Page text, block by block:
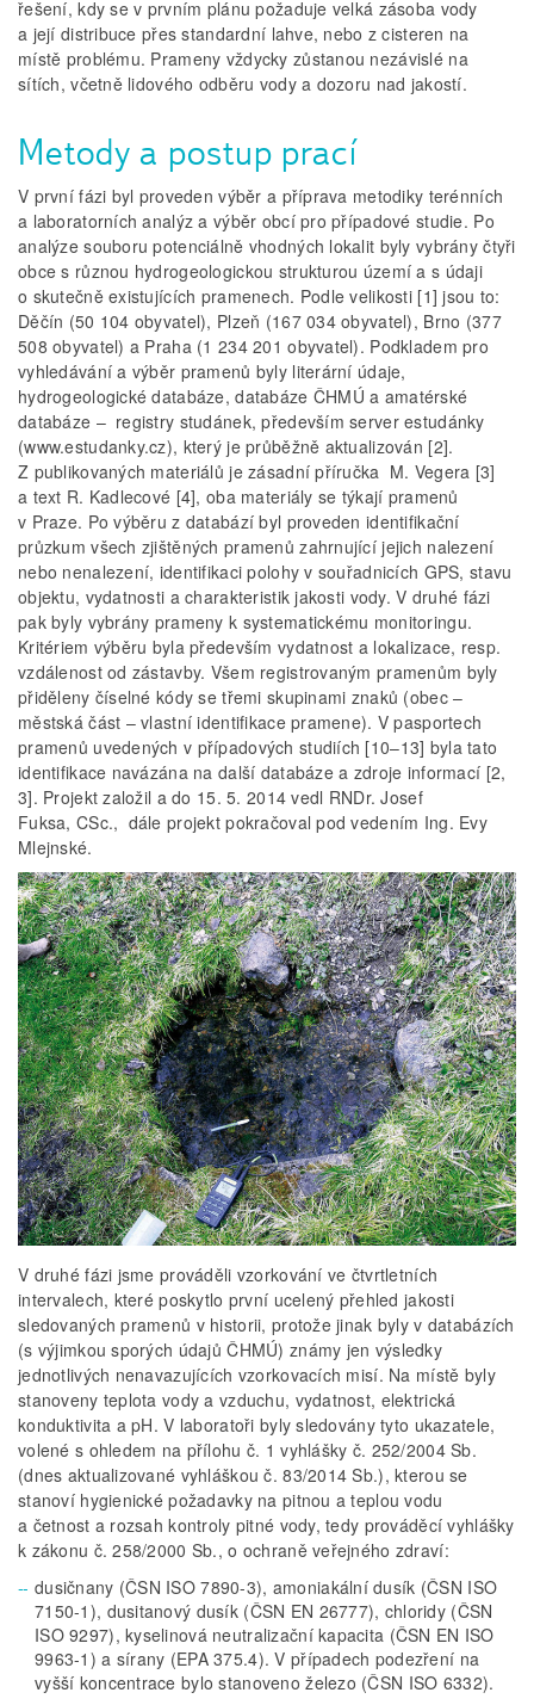
řešení, kdy se v prvním plánu požaduje velká zásoba vody
a její distribuce přes standardní lahve, nebo z cisteren na
místě problému. Prameny vždycky zůstanou nezávislé na
sítích, včetně lidového odběru vody a dozoru nad jakostí.
Metody a postup prací
V první fázi byl proveden výběr a příprava metodiky terénních
a laboratorních analýz a výběr obcí pro případové studie. Po
analýze souboru potenciálně vhodných lokalit byly vybrány čtyři
obce s různou hydrogeologickou strukturou území a s údaji
o skutečně existujících pramenech. Podle velikosti [1] jsou to:
Děčín (50 104 obyvatel), Plzeň (167 034 obyvatel), Brno (377
508 obyvatel) a Praha (1 234 201 obyvatel). Podkladem pro
vyhledávání a výběr pramenů byly literární údaje,
hydrogeologické databáze, databáze ČHMÚ a amatérské
databáze – registry studánek, především server estudánky
(www.estudanky.cz), který je průběžně aktualizován [2].
Z publikovaných materiálů je zásadní příručka M. Vegera [3]
a text R. Kadlecové [4], oba materiály se týkají pramenů
v Praze. Po výběru z databází byl proveden identifikační
průzkum všech zjištěných pramenů zahrnující jejich nalezení
nebo nenalezení, identifikaci polohy v souřadnicích GPS, stavu
objektu, vydatnosti a charakteristik jakosti vody. V druhé fázi
pak byly vybrány prameny k systematickému monitoringu.
Kritériem výběru byla především vydatnost a lokalizace, resp.
vzdálenost od zástavby. Všem registrovaným pramenům byly
přiděleny číselné kódy se třemi skupinami znaků (obec –
městská část – vlastní identifikace pramene). V pasportech
pramenů uvedených v případových studiích [10–13] byla tato
identifikace navázána na další databáze a zdroje informací [2,
3]. Projekt založil a do 15. 5. 2014 vedl RNDr. Josef
Fuksa, CSc., dále projekt pokračoval pod vedením Ing. Evy
Mlejnské.
V druhé fázi jsme prováděli vzorkování ve čtvrtletních
intervalech, které poskytlo první ucelený přehled jakosti
sledovaných pramenů v historii, protože jinak byly v databázích
(s výjimkou sporých údajů ČHMÚ) známy jen výsledky
jednotlivých nenavazujících vzorkovacích misí. Na místě byly
stanoveny teplota vody a vzduchu, vydatnost, elektrická
konduktivita a pH. V laboratoři byly sledovány tyto ukazatele,
volené s ohledem na přílohu č. 1 vyhlášky č. 252/2004 Sb.
(dnes aktualizované vyhláškou č. 83/2014 Sb.), kterou se
stanoví hygienické požadavky na pitnou a teplou vodu
a četnost a rozsah kontroly pitné vody, tedy prováděcí vyhlášky
k zákonu č. 258/2000 Sb., o ochraně veřejného zdraví:
dusičnany (ČSN ISO 7890-3), amoniakální dusík (ČSN ISO
7150-1), dusitanový dusík (ČSN EN 26777), chloridy (ČSN
ISO 9297), kyselinová neutralizační kapacita (ČSN EN ISO
9963-1) a sírany (EPA 375.4). V případech podezření na
vyšší koncentrace bylo stanoveno železo (ČSN ISO 6332).